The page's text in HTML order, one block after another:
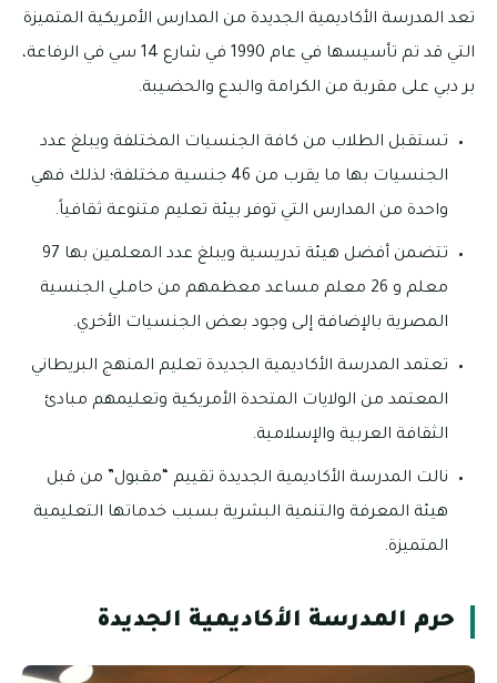
تعد المدرسة الأكاديمية الجديدة من المدارس الأمريكية المتميزة
التي قد تم تأسيسها في عام 1990 في شارع 14 سي في الرفاعة،
بر دبي على مقربة من الكرامة والبدع والحضيبة.
تستقبل الطلاب من كافة الجنسيات المختلفة ويبلغ عدد
الجنسيات بها ما يقرب من 46 جنسية مختلفة؛ لذلك فهي
واحدة من المدارس التي توفر بيئة تعليم متنوعة ثقافياً.
تتضمن أفضل هيئة تدريسية ويبلغ عدد المعلمين بها 97
معلم و 26 معلم مساعد معظمهم من حاملي الجنسية
المصرية بالإضافة إلى وجود بعض الجنسيات الأخري.
تعتمد المدرسة الأكاديمية الجديدة تعليم المنهج البريطاني
المعتمد من الولايات المتحدة الأمريكية وتعليمهم مبادئ
الثقافة العربية والإسلامية.
نالت المدرسة الأكاديمية الجديدة تقييم “مقبول” من قبل
هيئة المعرفة والتنمية البشرية بسبب خدماتها التعليمية
المتميزة.
حرم المدرسة الأكاديمية الجديدة